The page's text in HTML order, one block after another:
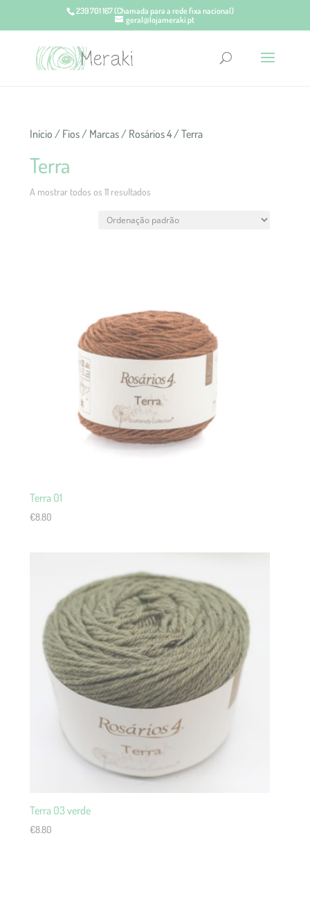
239 701 167(Chamada para a rede fixa nacional)
geral@lojameraki.pt
Início / Fios/ Marcas/ Rosários 4/ Terra
Terra
A mostrar todos os 11 resultados
Terra 01
€8.80
Terra 03 verde
€8.80